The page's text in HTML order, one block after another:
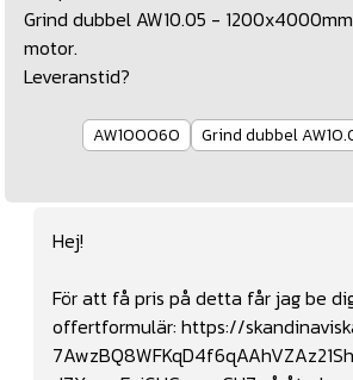
Grind dubbel AW10.05 -
motor.
Leveranstid?
AW100060
Grind dubbel
Hej!
För att få pris på detta får jag be
offertformulär: https://